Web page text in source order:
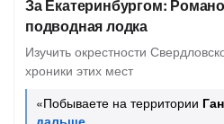
За Екатеринбургом:
подводная лодка
Изучить окрестности
хроники этих мест
«Побываете на территории